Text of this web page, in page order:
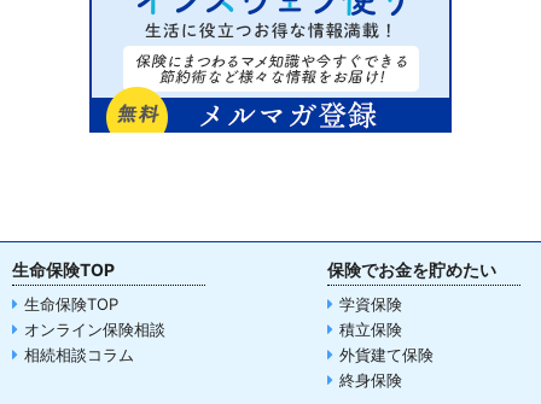
生命保険TOP
生命保険TOP
オンライン保険相談
相続相談コラム
保険でお金を貯めたい
学資保険
積立保険
外貨建て保険
終身保険